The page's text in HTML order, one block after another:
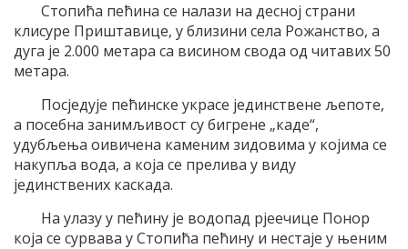
Стопића пећина се налази на десној страни
клисуре Приштавице, у близини села Рожанство, а
дуга је 2.000 метара са висином свода од читавих 50
метара.
Посједује пећинске украсе јединствене љепоте,
а посебна занимљивост су бигрене „каде“,
удубљења оивичена каменим зидовима у којима се
накупља вода, а која се прелива у виду
јединствених каскада.
На улазу у пећину је водопад рјеечице Понор
која се сурвава у Стопића пећину и нестаје у њеним